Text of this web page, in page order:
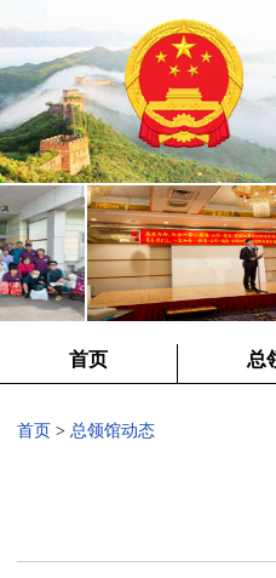
首页 总
首页 > 总领馆动态